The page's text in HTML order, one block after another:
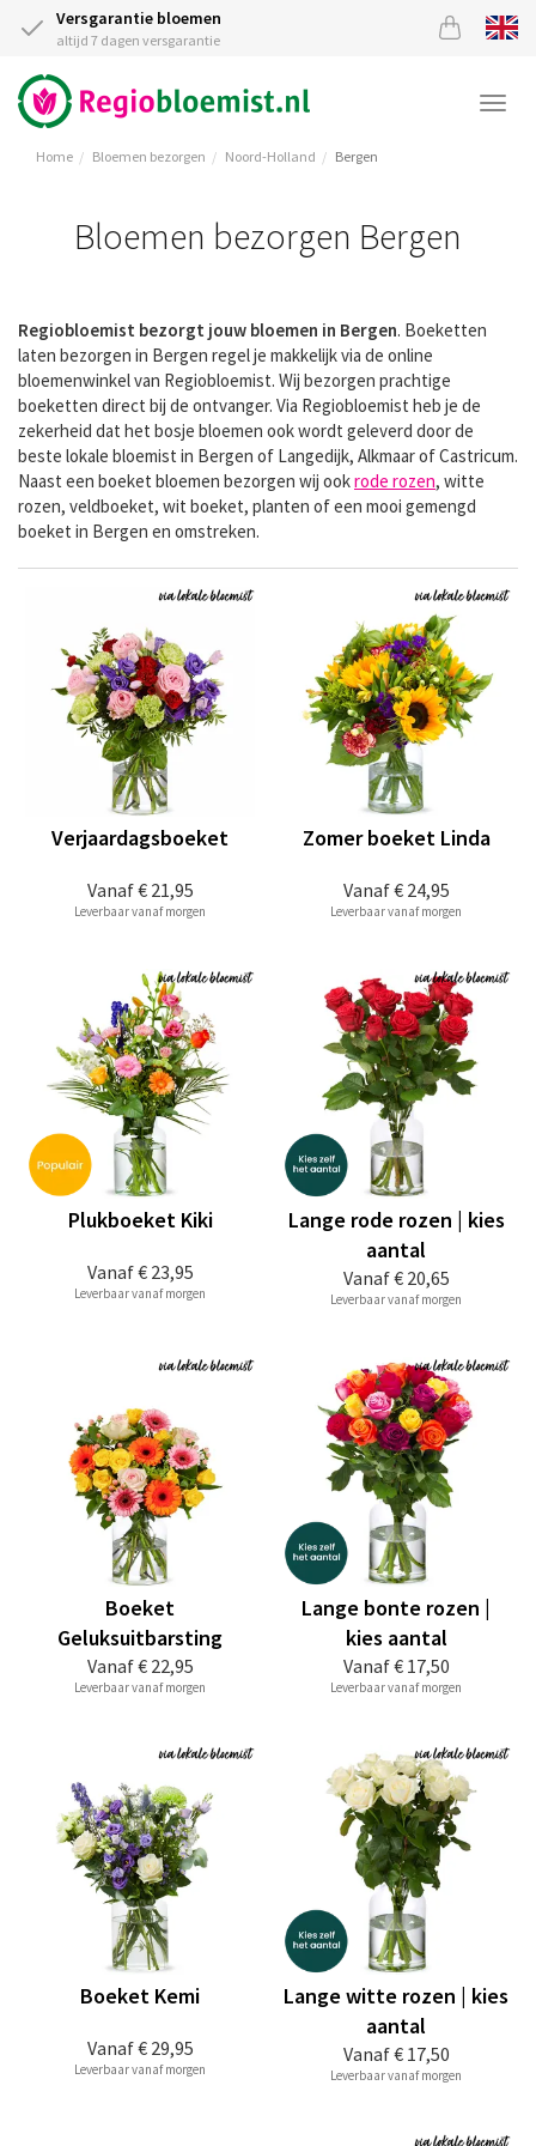
Versgarantie bloemen
altijd 7 dagen versgarantie
Home Bloemen bezorgen Noord-Holland Bergen
Bloemen bezorgen Bergen
Regiobloemist bezorgt jouw bloemen in Bergen. Boeketten
laten bezorgen in Bergen regel je makkelijk via de online
bloemenwinkel van Regiobloemist. Wij bezorgen prachtige
boeketten direct bij de ontvanger. Via Regiobloemist heb je de
zekerheid dat het bosje bloemen ook wordt geleverd door de
beste lokale bloemist in Bergen of Langedijk, Alkmaar of Castricum.
Naast een boeket bloemen bezorgen wij ookrode rozen, witte
rozen, veldboeket, wit boeket, planten of een mooi gemengd
boeket in Bergen en omstreken.
Vanaf€ 21,95
Verjaardagsboeket
Leverbaar vanaf morgen
Vanaf€ 24,95
Zomer boeket Linda
Leverbaar vanaf morgen
Vanaf€ 23,95
Plukboeket Kiki
Leverbaar vanaf morgen
Vanaf€ 20,65
Lange rode rozen | kies
aantal
Leverbaar vanaf morgen
Vanaf€ 22,95
Boeket
Geluksuitbarsting
Leverbaar vanaf morgen
Vanaf€ 17,50
Lange bonte rozen |
kies aantal
Leverbaar vanaf morgen
Vanaf€ 29,95
Boeket Kemi
Leverbaar vanaf morgen
Vanaf€ 17,50
Lange witte rozen | kies
aantal
Leverbaar vanaf morgen